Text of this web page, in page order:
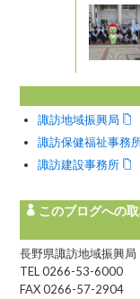
諏訪地域振興局
諏訪保健福祉事務
諏訪建設事務所
このブログへの
長野県諏訪地域振興局
TEL 0266-53-6000
FAX 0266-57-2904